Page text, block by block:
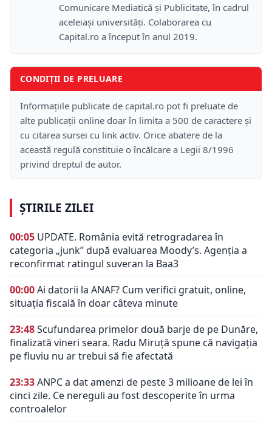
Comunicare Mediatică și Publicitate, în cadrul
aceleiași universități. Colaborarea cu
Capital.ro a început în anul 2019.
CONDIȚII DE PRELUARE
Informațiile publicate de capital.ro pot fi preluate de
alte publicații online doar în limita a 500 de caractere și
cu citarea sursei cu link activ. Orice abatere de la
această regulă constituie o încălcare a Legii 8/1996
privind dreptul de autor.
ȘTIRILE ZILEI
00:05 UPDATE. România evită retrogradarea în
categoria „junk” după evaluarea Moody’s. Agenția a
reconfirmat ratingul suveran la Baa3
00:00Ai datorii la ANAF? Cum verifici gratuit, online,
situația fiscală în doar câteva minute
23:48Scufundarea primelor două barje de pe Dunăre,
finalizată vineri seara. Radu Miruță spune că navigația
pe fluviu nu ar trebui să fie afectată
23:33ANPC a dat amenzi de peste 3 milioane de lei în
cinci zile. Ce nereguli au fost descoperite în urma
controalelor